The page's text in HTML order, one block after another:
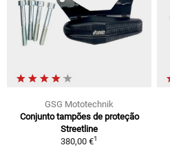
GSG Mototechnik
Conjunto tampões de proteção
Streetline
380,00 €1